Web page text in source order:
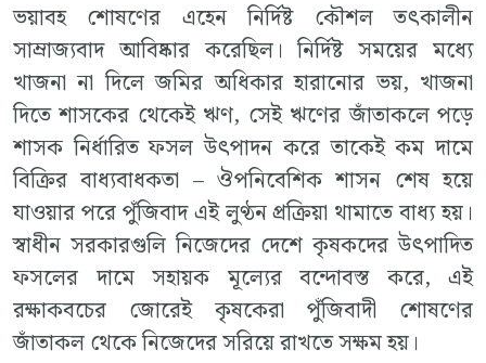
ভয়াবহ শোষণের এহেন নির্দিষ্ট কৌশল তৎকালীন
সাম্রাজ্যবাদ আবিষ্কার করেছিল। নির্দিষ্ট সময়ের মধ্যে
খাজনা না দিলে জমির অধিকার হারানোর ভয়, খাজনা
দিতে শাসকের থেকেই ঋণ, সেই ঋণের জাঁতাকলে পড়ে
শাসক নির্ধারিত ফসল উৎপাদন করে তাকেই কম দামে
বিক্রির বাধ্যবাধকতা – ঔপনিবেশিক শাসন শেষ হয়ে
যাওয়ার পরে পুঁজিবাদ এই লুণ্ঠন প্রক্রিয়া থামাতে বাধ্য হয়।
স্বাধীন সরকারগুলি নিজেদের দেশে কৃষকদের উৎপাদিত
ফসলের দামে সহায়ক মূল্যের বন্দোবস্ত করে, এই
রক্ষাকবচের জোরেই কৃষকেরা পুঁজিবাদী শোষণের
জাঁতাকল থেকে নিজেদের সরিয়ে রাখতে সক্ষম হয়।